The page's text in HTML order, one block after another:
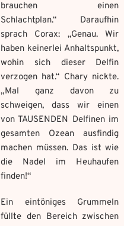
brauchen einen
Schlachtplan.“ Daraufhin
sprach Corax: „Genau. Wir
haben keinerlei Anhaltspunkt,
wohin sich dieser Delfin
verzogen hat.“ Chary nickte.
„Mal ganz davon zu
schweigen, dass wir einen
von TAUSENDEN Delfinen im
gesamten Ozean ausfindig
machen müssen. Das ist wie
die Nadel im Heuhaufen
finden!“
Ein eintöniges Grummeln
füllte den Bereich zwischen